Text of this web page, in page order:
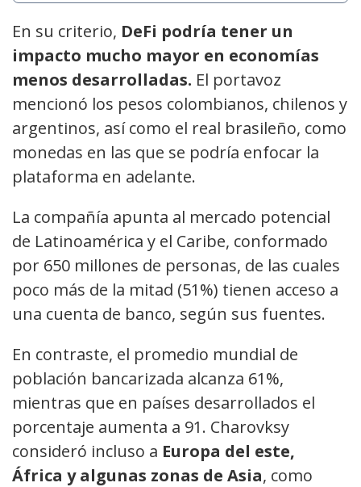
En su criterio, DeFi podría tener un
impacto mucho mayor en economías
menos desarrolladas. El portavoz
mencionó los pesos colombianos, chilenos y
argentinos, así como el real brasileño, como
monedas en las que se podría enfocar la
plataforma en adelante.
La compañía apunta al mercado potencial
de Latinoamérica y el Caribe, conformado
por 650 millones de personas, de las cuales
poco más de la mitad (51%) tienen acceso a
una cuenta de banco, según sus fuentes.
En contraste, el promedio mundial de
población bancarizada alcanza 61%,
mientras que en países desarrollados el
porcentaje aumenta a 91. Charovksy
consideró incluso a Europa del este,
África y algunas zonas de Asia, como